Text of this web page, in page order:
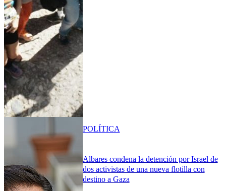
Albares condena la detención por Israel de
dos activistas de una nueva flotilla con
destino a Gaza
POLÍTICA